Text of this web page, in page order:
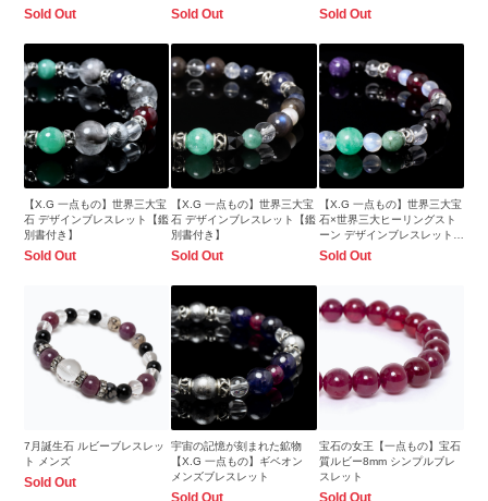
Sold Out Sold Out Sold Out
【X.G 一点もの】世界三大宝
石 デザインブレスレット【鑑
別書付き】
Sold Out
【X.G 一点もの】世界三大宝
石 デザインブレスレット【鑑
別書付き】
Sold Out
【X.G 一点もの】世界三大宝
石×世界三大ヒーリングスト
ーン デザインブレスレット
【鑑別書付き】
Sold Out
7月誕生石 ルビーブレスレッ
ト メンズ
Sold Out
宇宙の記憶が刻まれた鉱物
【X.G 一点もの】ギベオン
メンズブレスレット
Sold Out
宝石の女王【一点もの】宝石
質ルビー8mm シンプルブレ
スレット
Sold Out